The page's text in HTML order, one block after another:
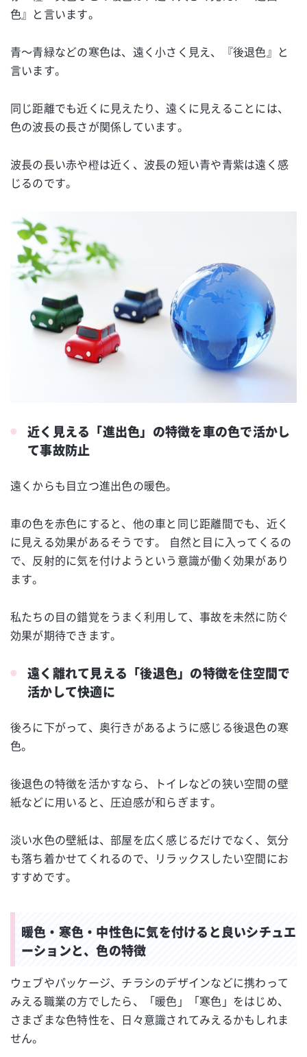
色』と言います。
青～青緑などの寒色は、遠く小さく見え、『後退色』と
言います。
同じ距離でも近くに見えたり、遠くに見えることには、
色の波長の長さが関係しています。
波長の長い赤や橙は近く、波長の短い青や青紫は遠く感
じるのです。
近く見える「進出色」の特徴を車の色で活かし
て事故防止
遠くからも目立つ進出色の暖色。
車の色を赤色にすると、他の車と同じ距離間でも、近く
に見える効果があるそうです。 自然と目に入ってくるの
で、反射的に気を付けようという意識が働く効果があり
ます。
私たちの目の錯覚をうまく利用して、事故を未然に防ぐ
効果が期待できます。
遠く離れて見える「後退色」の特徴を住空間で
活かして快適に
後ろに下がって、奥行きがあるように感じる後退色の寒
色。
後退色の特徴を活かすなら、トイレなどの狭い空間の壁
紙などに用いると、圧迫感が和らぎます。
淡い水色の壁紙は、部屋を広く感じるだけでなく、気分
も落ち着かせてくれるので、リラックスしたい空間にお
すすめです。
暖色・寒色・中性色に気を付けると良いシチュエ
ーションと、色の特徴
ウェブやパッケージ、チラシのデザインなどに携わって
みえる職業の方でしたら、「暖色」「寒色」をはじめ、
さまざまな色特性を、日々意識されてみえるかもしれま
せん。